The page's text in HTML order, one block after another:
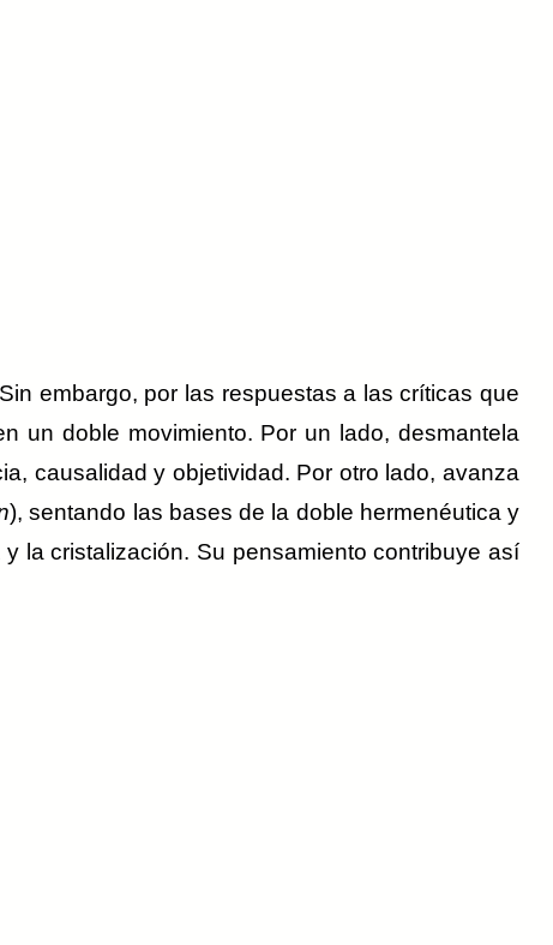
embargo, por las respuestas a las críticas que
un doble movimiento. Por un lado, desmantela
causalidad y objetividad. Por otro lado, avanza
), sentando las bases de la doble hermenéutica y
la cristalización. Su pensamiento contribuye así